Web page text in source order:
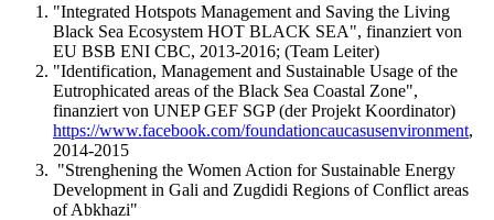
"Integrated Hotspots Management and Saving the Living
Black Sea Ecosystem HOT BLACK SEA", finanziert von
EU BSB ENI CBC, 2013-2016; (Team Leiter)
"Identification, Management and Sustainable Usage of the
Eutrophicated areas of the Black Sea Coastal Zone",
finanziert von UNEP GEF SGP (der Projekt Koordinator)
https://www.facebook.com/foundationcaucasusenvironment,
2014-2015
"Strenghening the Women Action for Sustainable Energy
Development in Gali and Zugdidi Regions of Conflict areas
of Abkhazi"